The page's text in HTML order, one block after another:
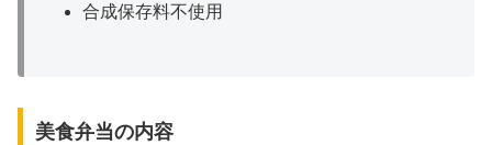
合成保存料不使用
美食弁当の内容